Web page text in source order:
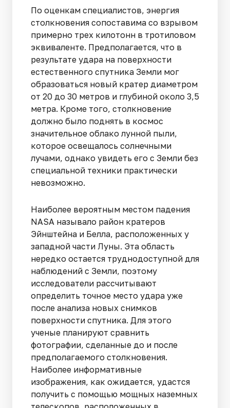
По оценкам специалистов, энергия
столкновения сопоставима со взрывом
примерно трех килотонн в тротиловом
эквиваленте. Предполагается, что в
результате удара на поверхности
естественного спутника Земли мог
образоваться новый кратер диаметром
от 20 до 30 метров и глубиной около 3,5
метра. Кроме того, столкновение
должно было поднять в космос
значительное облако лунной пыли,
которое освещалось солнечными
лучами, однако увидеть его с Земли без
специальной техники практически
невозможно.
Наиболее вероятным местом падения
NASA называло район кратеров
Эйнштейна и Белла, расположенных у
западной части Луны. Эта область
нередко остается труднодоступной для
наблюдений с Земли, поэтому
исследователи рассчитывают
определить точное место удара уже
после анализа новых снимков
поверхности спутника. Для этого
ученые планируют сравнить
фотографии, сделанные до и после
предполагаемого столкновения.
Наиболее информативные
изображения, как ожидается, удастся
получить с помощью мощных наземных